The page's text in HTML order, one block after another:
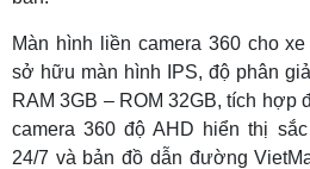
Màn hình liền camera 360 cho
sở hữu màn hình IPS, độ phân
RAM 3GB – ROM 32GB, tích hợp
camera 360 độ AHD hiển thị
24/7 và bản đồ dẫn đường